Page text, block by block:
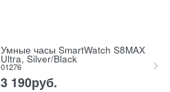
Умные часы SmartWatch S8MAX
Ultra, Silver/Black
01276
3 190руб.